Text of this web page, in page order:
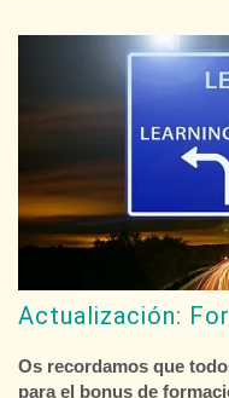
Actualización:
Os recordamos que
para el bonus de